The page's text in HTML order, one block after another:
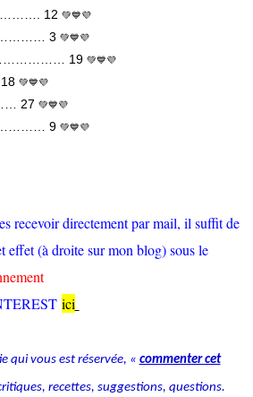
12 💚💙💜
3 💚💙💜
19 💚💙💜
💚💙💜
27 💚💙💜
9 💚💙💜
recevoir directement par mail, il suffit de
effet (à droite sur mon blog) sous le
ici
qui vous est réservée, « commenter cet
recettes, suggestions, questions.